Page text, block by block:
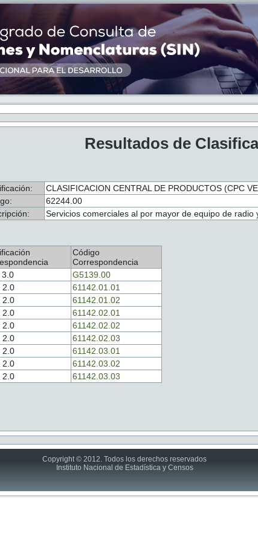
Resultados de
CLASIFICACION CENTRAL DE PRODUCTOS (CPC
62244.00
Servicios comerciales al por mayor de equipo de radio
Código
Correspondencia
3.0
G5139.00
2.0
61142.01.01
2.0
61142.01.02
2.0
61142.02.01
2.0
61142.02.02
2.0
61142.02.03
2.0
61142.03.01
2.0
61142.03.02
2.0
61142.03.03
Copyright © 2012. Todos los derechos reservados
Instituto Nacional de Estadística y Censos